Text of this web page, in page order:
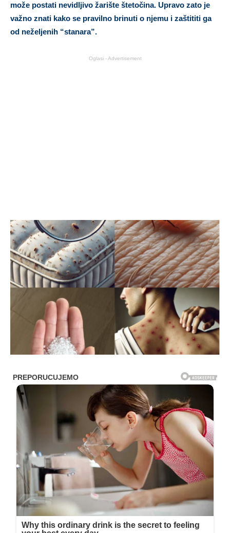
može postati nevidljivo žarište štetočina. Upravo zato je
važno znati kako se pravilno brinuti o njemu i zaštititi ga
od neželjenih “stanara”.
Oglasi - Advertisement